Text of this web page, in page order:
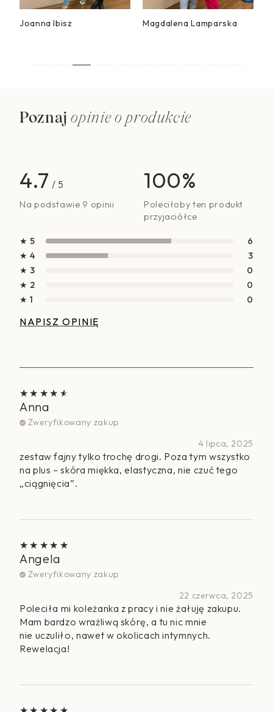
Joanna Ibisz Magdalena Lamparska
Poznaj opinie o produkcie
4.7 / 5
Na podstawie 9 opinii
100%
Poleciłoby ten produkt
przyjaciółce
★ 5
6
★ 4
3
★ 3
0
★ 2
0
★ 1
0
NAPISZ OPINIĘ
Oceniono
Anna
Zweryfikowany zakup
4 lipca, 2025
zestaw fajny tylko trochę drogi. Poza tym wszystko
na plus – skóra miękka, elastyczna, nie czuć tego
„ciągnięcia”.
Oceniono
Angela
Zweryfikowany zakup
22 czerwca, 2025
Poleciła mi koleżanka z pracy i nie żałuję zakupu.
Mam bardzo wrażliwą skórę, a tu nic mnie
nie uczuliło, nawet w okolicach intymnych.
Rewelacja!